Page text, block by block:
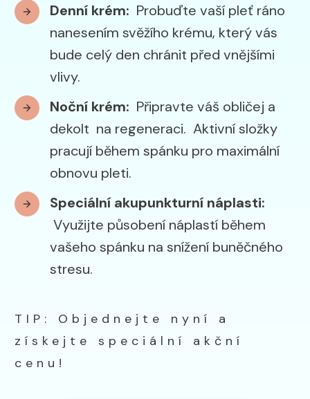
Denní krém: Probuďte vaší pleť ráno
nanesením svěžího krému, který vás
bude celý den chránit před vnějšími
vlivy.
Noční krém: Připravte váš obličej a
dekolt na regeneraci. Aktivní složky
pracují během spánku pro maximální
obnovu pleti.
Speciální akupunkturní náplasti:
Využijte působení náplastí během
vašeho spánku na snížení buněčného
stresu.
TIP: Objednejte nyní a
získejte speciální akční
cenu!